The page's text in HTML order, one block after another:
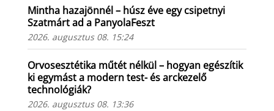
Mintha hazajönnél – húsz éve egy csipetnyi
Szatmárt ad a PanyolaFeszt
2026. augusztus 08. 15:24
Orvosesztétika műtét nélkül – hogyan egészítik
ki egymást a modern test- és arckezelő
technológiák?
2026. augusztus 08. 13:36